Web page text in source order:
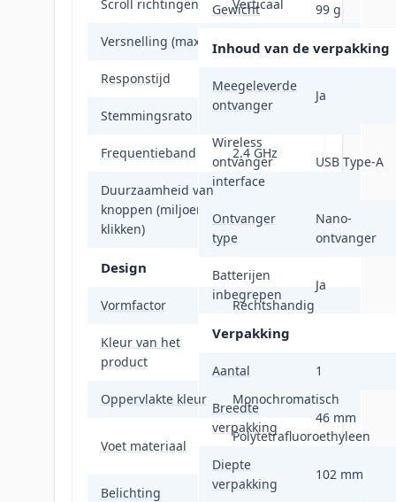
Scroll richtingen Verticaal
Versnelling (max) 40 G
Responstijd 1 ms
Stemmingsrato 1000 Hz
Frequentieband 2.4 GHz
Duurzaamheid van
knoppen (miljoen
klikken)
Design
Vormfactor Rechtshandig
Kleur van het
product
Oppervlakte kleur Monochromatisch
Voet materiaal
Polytetrafluoroethyleen
Belichting Ja
Gewicht 99 g
Inhoud van de verpakking
Meegeleverde
ontvanger
Ja
Wireless
ontvanger
interface
USB Type-A
Ontvanger
type
Nano-
ontvanger
Batterijen
inbegrepen
Ja
Verpakking
Aantal 1
Breedte
verpakking
46 mm
Diepte
verpakking
102 mm